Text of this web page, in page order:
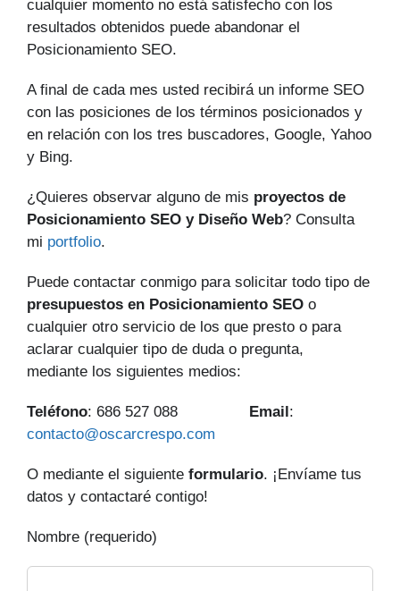
cualquier momento no está satisfecho con los
resultados obtenidos puede abandonar el
Posicionamiento SEO.
A final de cada mes usted recibirá un informe SEO
con las posiciones de los términos posicionados y
en relación con los tres buscadores, Google, Yahoo
y Bing.
¿Quieres observar alguno de mis proyectos de
Posicionamiento SEO y Diseño Web? Consulta
mi portfolio.
Puede contactar conmigo para solicitar todo tipo de
presupuestos en Posicionamiento SEO o
cualquier otro servicio de los que presto o para
aclarar cualquier tipo de duda o pregunta,
mediante los siguientes medios:
Teléfono: 686 527 088 Email :
contacto@oscarcrespo.com
O mediante el siguiente formulario. ¡Envíame tus
datos y contactaré contigo!
Nombre (requerido)